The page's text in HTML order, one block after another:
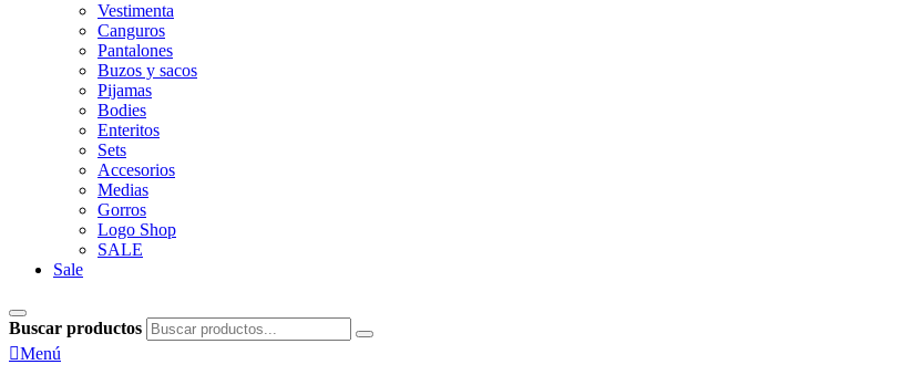
Vestimenta
Canguros
Pantalones
Buzos y sacos
Pijamas
Bodies
Enteritos
Sets
Accesorios
Medias
Gorros
Logo Shop
SALE
Sale
Buscar productos
Menú